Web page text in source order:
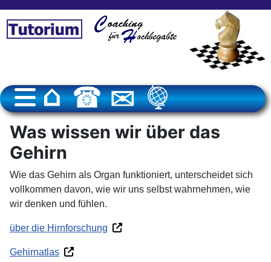
Was wissen wir über das
Gehirn
Wie das Gehirn als Organ funktioniert, unterscheidet sich
vollkommen davon, wie wir uns selbst wahrnehmen, wie
wir denken und fühlen.
über die Hirnforschung
Gehirnatlas